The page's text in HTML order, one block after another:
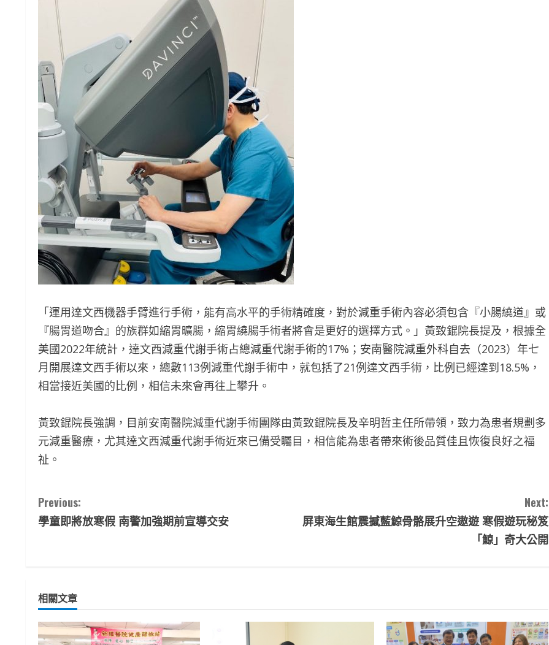
「運用達文西機器手臂進行手術，能有高水平的手術精確度，對於減重手術內容必須包含『小腸繞道』或
『腸胃道吻合』的族群如縮胃曠腸，縮胃繞腸手術者將會是更好的選擇方式。」黃致錕院長提及，根據全
美國2022年統計，達文西減重代謝手術占總減重代謝手術的17%；安南醫院減重外科自去（2023）年七
月開展達文西手術以來，總數113例減重代謝手術中，就包括了21例達文西手術，比例已經達到18.5%，
相當接近美國的比例，相信未來會再往上攀升。
黃致錕院長強調，目前安南醫院減重代謝手術團隊由黃致錕院長及辛明哲主任所帶領，致力為患者規劃多
元減重醫療，尤其達文西減重代謝手術近來已備受矚目，相信能為患者帶來術後品質佳且恢復良好之福
祉。
C
o
i
n
Previous:
學童即將放寒假 南警加強期前宣導交安
Next:
屏東海生館震撼藍鯨骨骼展升空遨遊 寒假遊玩秘笈
「鯨」奇大公開
相關文章